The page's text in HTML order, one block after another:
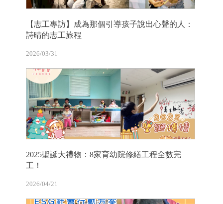
【志工專訪】成為那個引導孩子說出心聲的人：
詩晴的志工旅程
2026/03/31
2025聖誕大禮物：8家育幼院修繕工程全數完
工！
2026/04/21